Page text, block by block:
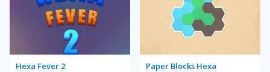
Hexa Fever 2 Paper Blocks Hexa